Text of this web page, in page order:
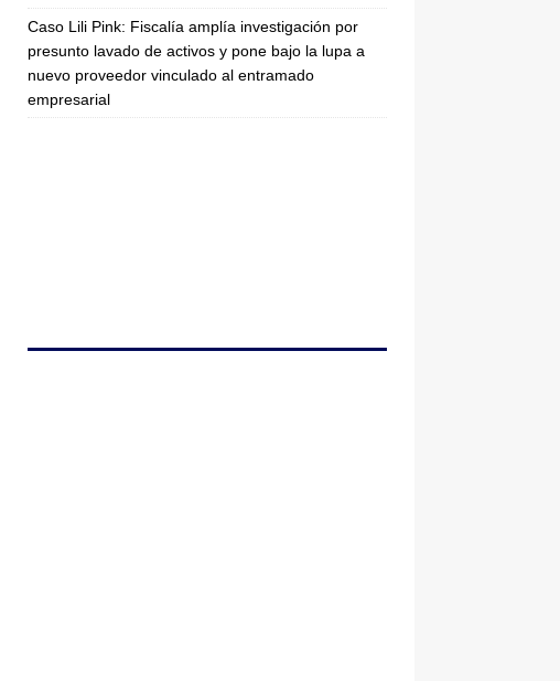
Caso Lili Pink: Fiscalía amplía investigación por
presunto lavado de activos y pone bajo la lupa a
nuevo proveedor vinculado al entramado
empresarial